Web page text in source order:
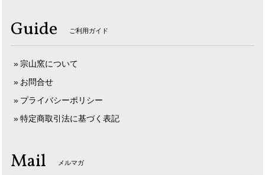
Guide ご利用ガイド
宗山窯について
お問合せ
プライバシーポリシー
特定商取引法に基づく表記
Mail メルマガ